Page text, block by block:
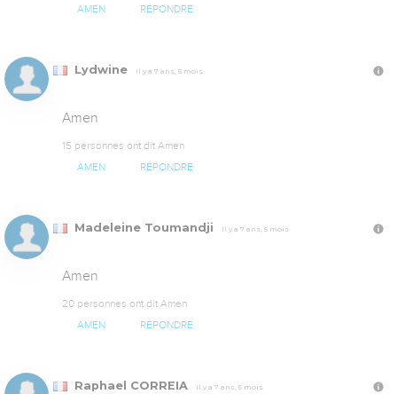
AMEN RÉPONDRE
Lydwine Il y a 7 ans, 5 mois
Amen
15 personnes ont dit Amen
AMEN RÉPONDRE
Madeleine Toumandji Il y a 7 ans, 5 mois
Amen
20 personnes ont dit Amen
AMEN RÉPONDRE
Raphael CORREIA Il y a 7 ans, 5 mois